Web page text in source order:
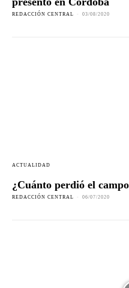
REDACCIÓN CENTRAL - 03/08/2020
ACTUALIDAD
¿Cuánto perdió el
REDACCIÓN CENTRAL - 06/07/2020